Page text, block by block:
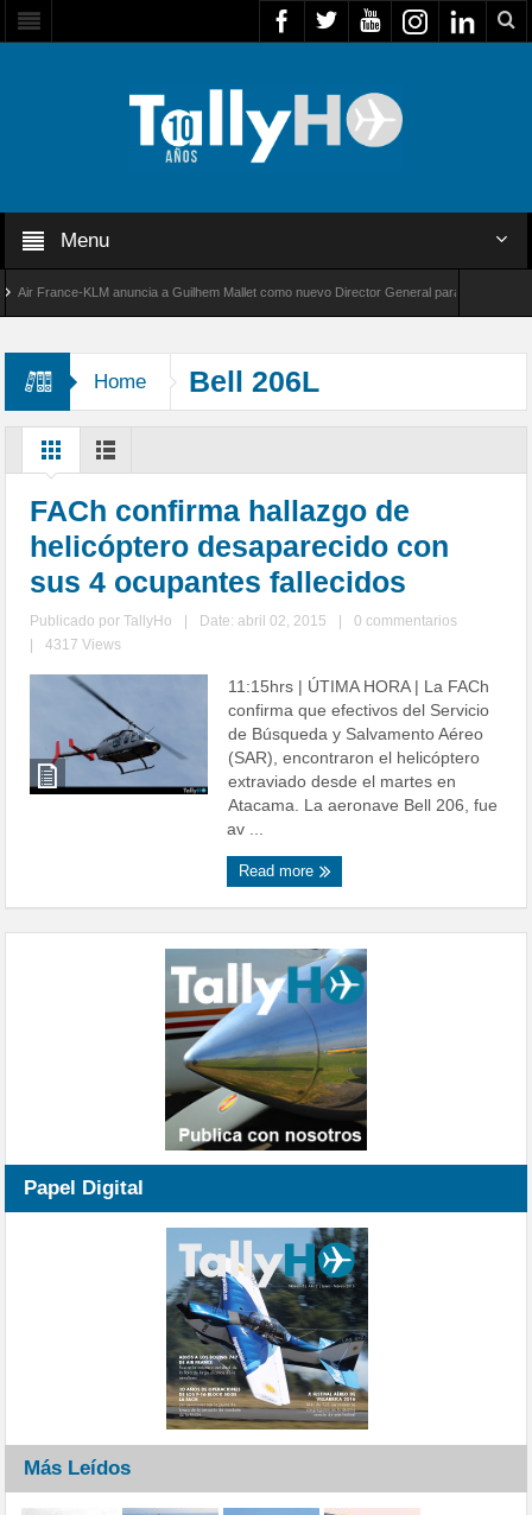
Menu
France-KLM anuncia a Guilhem Mallet como nuevo Director General para América Latina
Home Bell 206L
FACh confirma hallazgo de
helicóptero desaparecido con
sus 4 ocupantes fallecidos
Publicado porTallyHo Date: abril 02, 2015
0 commentarios
4317 Views
11:15hrs | ÚTIMA HORA | La FACh
confirma que efectivos del Servicio
de Búsqueda y Salvamento Aéreo
(SAR), encontraron el helicóptero
extraviado desde el martes en
Atacama. La aeronave Bell 206, fue
av ...
Read more
Papel Digital
Más Leídos